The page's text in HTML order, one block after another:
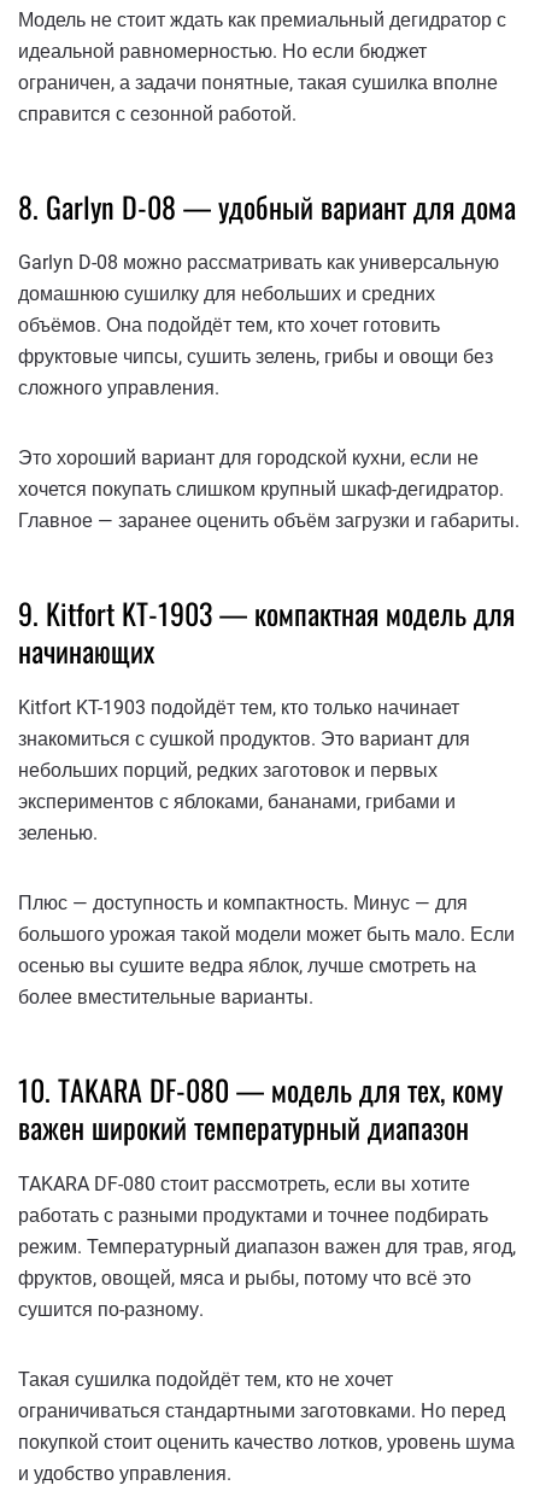
Модель не стоит ждать как премиальный дегидратор с
идеальной равномерностью. Но если бюджет
ограничен, а задачи понятные, такая сушилка вполне
справится с сезонной работой.
8. Garlyn D-08 — удобный вариант для дома
Garlyn D-08 можно рассматривать как универсальную
домашнюю сушилку для небольших и средних
объёмов. Она подойдёт тем, кто хочет готовить
фруктовые чипсы, сушить зелень, грибы и овощи без
сложного управления.
Это хороший вариант для городской кухни, если не
хочется покупать слишком крупный шкаф-дегидратор.
Главное — заранее оценить объём загрузки и габариты.
9. Kitfort KT-1903 — компактная модель для
начинающих
Kitfort KT-1903 подойдёт тем, кто только начинает
знакомиться с сушкой продуктов. Это вариант для
небольших порций, редких заготовок и первых
экспериментов с яблоками, бананами, грибами и
зеленью.
Плюс — доступность и компактность. Минус — для
большого урожая такой модели может быть мало. Если
осенью вы сушите ведра яблок, лучше смотреть на
более вместительные варианты.
10. TAKARA DF-080 — модель для тех, кому
важен широкий температурный диапазон
TAKARA DF-080 стоит рассмотреть, если вы хотите
работать с разными продуктами и точнее подбирать
режим. Температурный диапазон важен для трав, ягод,
фруктов, овощей, мяса и рыбы, потому что всё это
сушится по-разному.
Такая сушилка подойдёт тем, кто не хочет
ограничиваться стандартными заготовками. Но перед
покупкой стоит оценить качество лотков, уровень шума
и удобство управления.